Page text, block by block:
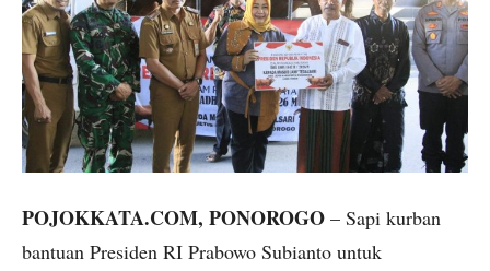
POJOKKATA.COM, PONOROGO – Sapi kurban
bantuan Presiden RI Prabowo Subianto untuk